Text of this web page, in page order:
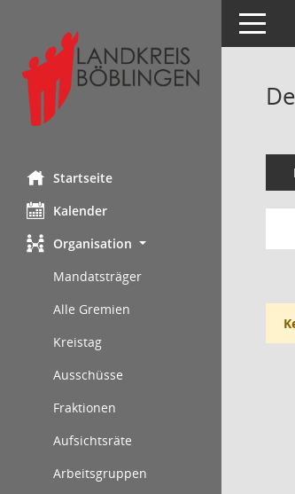
Startseite
Kalender
Organisation
Mandatsträger
Alle Gremien
Kreistag
Ausschüsse
Fraktionen
Aufsichtsräte
Arbeitsgruppen
Toggle